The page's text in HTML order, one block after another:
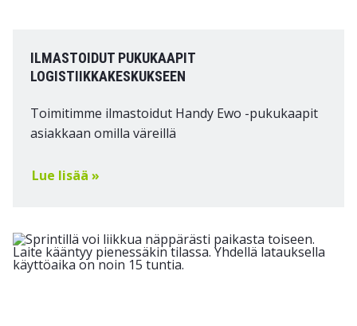
ILMASTOIDUT PUKUKAAPIT
LOGISTIIKKAKESKUKSEEN
Toimitimme ilmastoidut Handy Ewo -pukukaapit
asiakkaan omilla väreillä
Lue lisää »